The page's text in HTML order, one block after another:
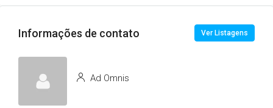
Informações de contato Ver Listagens
Ad Omnis